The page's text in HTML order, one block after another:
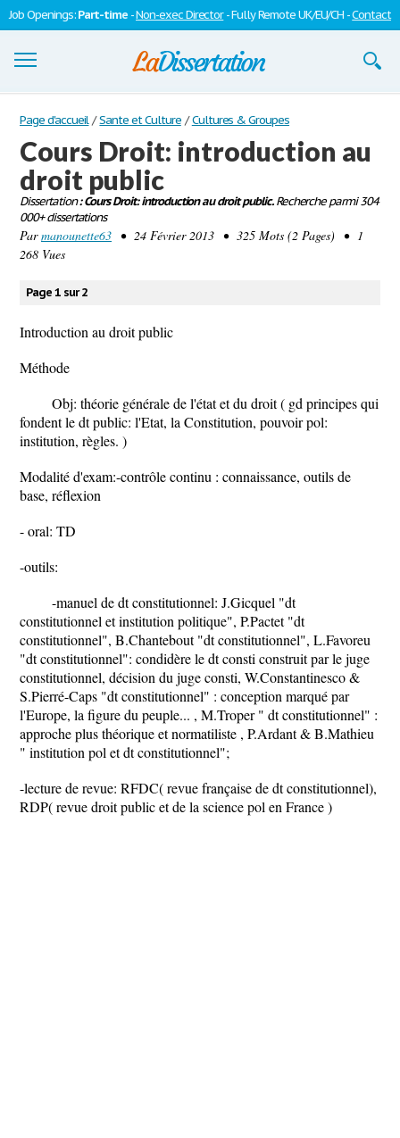
Job Openings:Part-time -Non-exec Director- Fully Remote UK/EU/CH -Contact
Dissertations
S'inscrire
Se connecter
Contactez-nous
Page d'accueil / Sante et Culture / Cultures & Groupes
Cours Droit: introduction au
droit public
Dissertation: Cours Droit: introduction au droit public.Recherche parmi 304
000+ dissertations
Parmanounette63 • 24 Février 2013 • 325 Mots (2 Pages) • 1
268 Vues
Page 1 sur 2
Introduction au droit public
Méthode
Obj: théorie générale de l'état et du droit ( gd principes qui
fondent le dt public: l'Etat, la Constitution, pouvoir pol:
institution, règles. )
Modalité d'exam:-contrôle continu : connaissance, outils de
base, réflexion
- oral: TD
-outils:
-manuel de dt constitutionnel: J.Gicquel "dt
constitutionnel et institution politique", P.Pactet "dt
constitutionnel", B.Chantebout "dt constitutionnel", L.Favoreu
"dt constitutionnel": condidère le dt consti construit par le juge
constitutionnel, décision du juge consti, W.Constantinesco &
S.Pierré-Caps "dt constitutionnel" : conception marqué par
l'Europe, la figure du peuple... , M.Troper " dt constitutionnel" :
approche plus théorique et normatiliste , P.Ardant & B.Mathieu
" institution pol et dt constitutionnel";
-lecture de revue: RFDC( revue française de dt constitutionnel),
RDP( revue droit public et de la science pol en France )